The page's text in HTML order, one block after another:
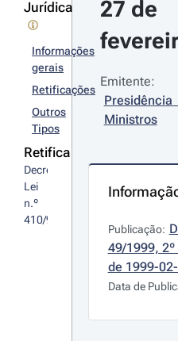
Jurídica
Informações
gerais
Retificações
Outros
Tipos
Retifica
Decreto-
Lei
n.º
410/98
27 de
Emitente:
Ministros
Publicação:
49/1999,
de 1999-
Data de